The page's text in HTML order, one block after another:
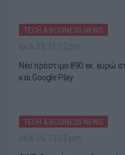
TECH & BUSINESS NEWS
Νέο πρόστιμο 890 εκ. ευρώ
και Google Play
TECH & BUSINESS NEWS